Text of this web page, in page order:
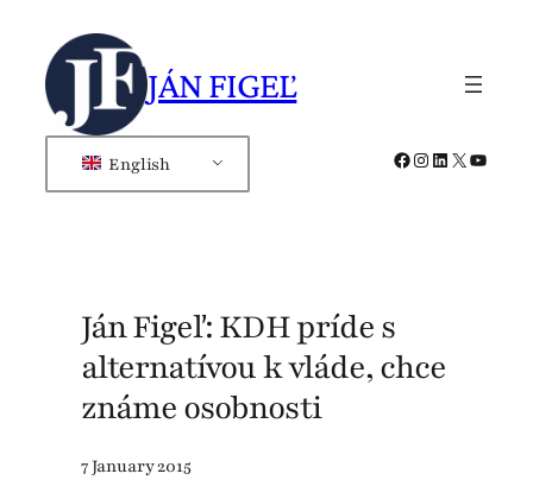
content
JÁN FIGEĽ
English Facebook
Instagram
LinkedIn
X
Ján Figeľ: KDH príde s
alternatívou k vláde, chce
známe osobnosti
7 January 2015